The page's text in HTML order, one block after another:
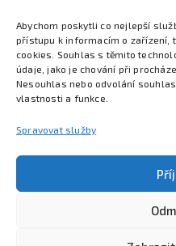
Abychom poskytli co nejlepší
přístupu k informacím o zařízení,
cookies. Souhlas s těmito
údaje, jako je chování při
Nesouhlas nebo odvolání
vlastnosti a funkce.
Spravovat služby